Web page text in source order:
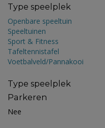
Type speelplek
Openbare speeltuin
Speeltuinen
Sport & Fitness
Tafeltennistafel
Voetbalveld/Pannakooi
Type speelplek
Parkeren
Nee